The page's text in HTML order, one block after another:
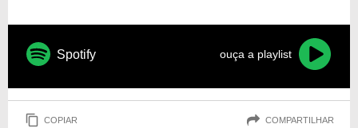
Spotify ouça a playlist
COPIAR COMPARTILHAR